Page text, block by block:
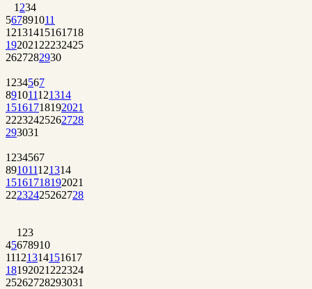
1 234
567891011
12131415161718
192021 22232425
2627282930
1 234567
891011121314
15161718192021
22232425262728
293031
1 234567
891011121314
15161718192021
22232425262728
1 23
45678910
11121314151617
18192021 222324
25262728293031